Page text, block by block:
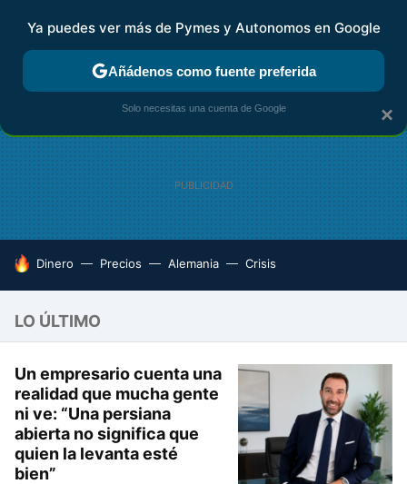
FISCALIDAD Y CONTABILIDAD KIT DIGITAL RENTA
HOY SE HABLA DE
Dinero Precios Alemania Crisis
LO ÚLTIMO
Un empresario cuenta una
realidad que mucha gente
ni ve: “Una persiana
abierta no significa que
quien la levanta esté
bien”
×
Ya puedes ver más de Pymes y Autonomos en Google
Añádenos como fuente preferida
Solo necesitas una cuenta de Google